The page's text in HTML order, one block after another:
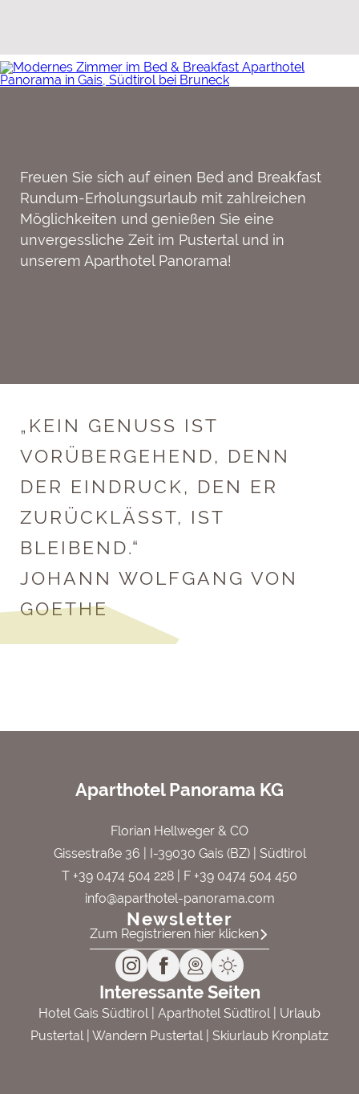
Freuen Sie sich auf einen Bed and Breakfast
Rundum-Erholungsurlaub mit zahlreichen
Möglichkeiten und genießen Sie eine
unvergessliche Zeit im Pustertal und in
unserem Aparthotel Panorama!
„KEIN GENUSS IST
VORÜBERGEHEND, DENN
DER EINDRUCK, DEN ER
ZURÜCKLÄSST, IST
BLEIBEND.“
JOHANN WOLFGANG VON
GOETHE
Aparthotel Panorama KG
Florian Hellweger & CO
Gissestraße 36 | I-39030 Gais (BZ) | Südtirol
T +39 0474 504 228 | F +39 0474 504 450
info@aparthotel-panorama.com
Newsletter
Zum Registrieren hier klicken
Interessante Seiten
Hotel Gais Südtirol Aparthotel Südtirol
Urlaub
Pustertal Wandern Pustertal Skiurlaub Kronplatz